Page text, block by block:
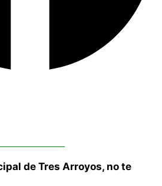
de Tres Arroyos, no te